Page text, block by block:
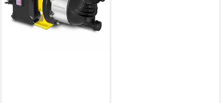
lieferbar - in 3-4 Werktagen bei dir